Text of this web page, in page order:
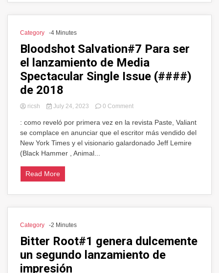
Category -4 Minutes
Bloodshot Salvation#7 Para ser
el lanzamiento de Media
Spectacular Single Issue (####)
de 2018
ricsh July 24, 2023 0 Commenton
Salvation#7
Para
ser
Single
: como reveló por primera vez en la revista Paste, Valiant
se complace en anunciar que el escritor más vendido del
New York Times y el visionario galardonado Jeff Lemire
(Black Hammer , Animal...
Read More
Category -2 Minutes
Bitter Root#1 genera dulcemente
un segundo lanzamiento de
impresión